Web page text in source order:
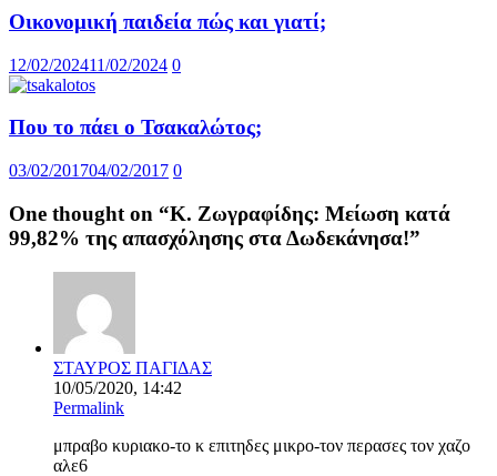
Οικονομική παιδεία πώς και γιατί;
12/02/202411/02/2024 0
Που το πάει ο Τσακαλώτος;
03/02/201704/02/2017 0
One thought on “Κ. Ζωγραφίδης: Μείωση κατά
99,82% της απασχόλησης στα Δωδεκάνησα!”
ΣΤΑΥΡΟΣ ΠΑΓΙΔΑΣ
10/05/2020, 14:42
Permalink
μπραβο κυριακο-το κ επιτηδες μικρο-τον περασες τον χαζο
αλε6